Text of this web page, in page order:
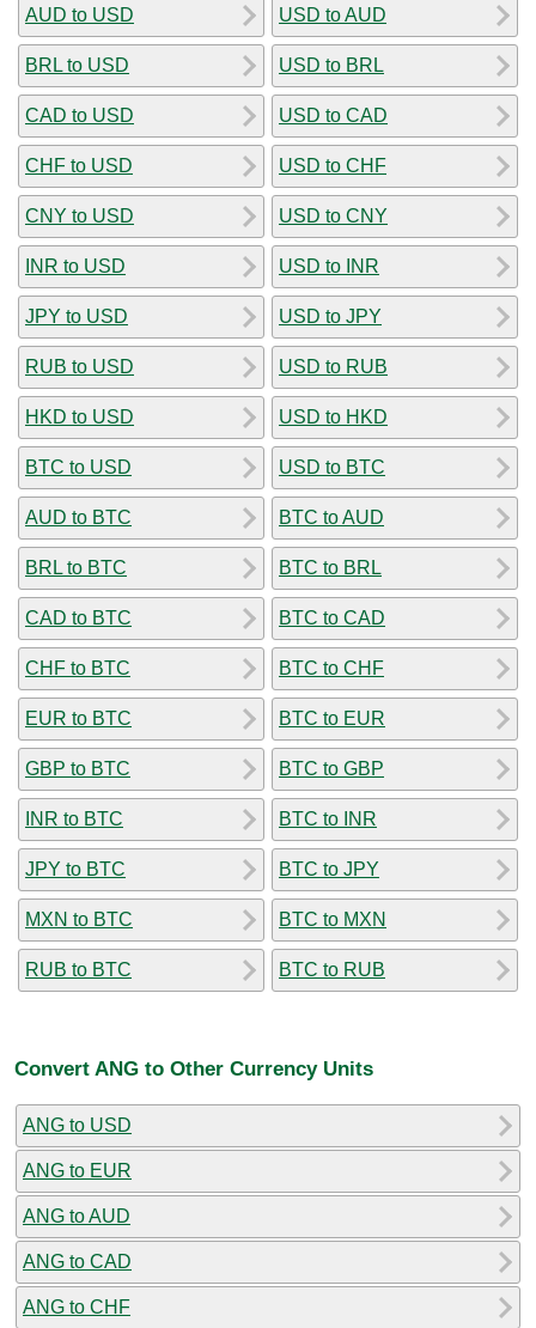
AUD to USD
BRL to USD
CAD to USD
CHF to USD
CNY to USD
INR to USD
JPY to USD
RUB to USD
HKD to USD
BTC to USD
AUD to BTC
BRL to BTC
CAD to BTC
CHF to BTC
EUR to BTC
GBP to BTC
INR to BTC
JPY to BTC
MXN to BTC
RUB to BTC
USD to AUD
USD to BRL
USD to CAD
USD to CHF
USD to CNY
USD to INR
USD to JPY
USD to RUB
USD to HKD
USD to BTC
BTC to AUD
BTC to BRL
BTC to CAD
BTC to CHF
BTC to EUR
BTC to GBP
BTC to INR
BTC to JPY
BTC to MXN
BTC to RUB
Convert ANG to Other Currency Units
ANG to USD
ANG to EUR
ANG to AUD
ANG to CAD
ANG to CHF